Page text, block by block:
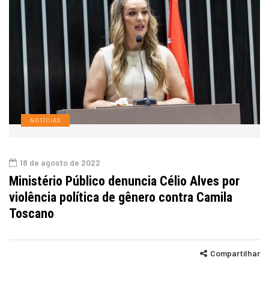
NOTÍCIAS
18 de agosto de 2022
Ministério Público denuncia Célio Alves por
violência política de gênero contra Camila
Toscano
Compartilhar